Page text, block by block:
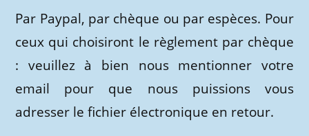
Par Paypal, par chèque ou par espèces. Pour
ceux qui choisiront le règlement par chèque
: veuillez à bien nous mentionner votre
email pour que nous puissions vous
adresser le fichier électronique en retour.